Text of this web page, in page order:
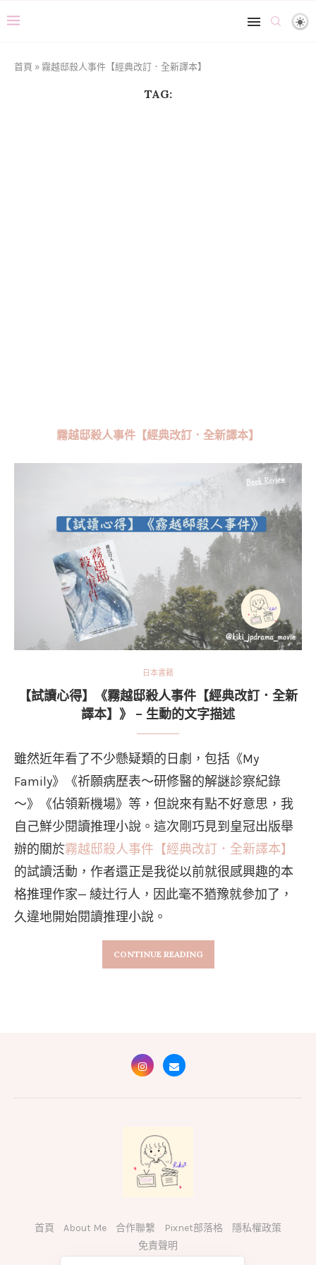
首頁 » 霧越邸殺人事件【經典改訂．全新譯本】
TAG:
霧越邸殺人事件【經典改訂．全新譯本】
日本書籍
【試讀心得】《霧越邸殺人事件【經典改訂．全新
譯本】》 – 生動的文字描述
雖然近年看了不少懸疑類的日劇，包括《My
Family》《祈願病歷表～研修醫的解謎診察紀錄
～》《佔領新機場》等，但說來有點不好意思，我
自己鮮少閱讀推理小說。這次剛巧見到皇冠出版舉
辦的關於霧越邸殺人事件【經典改訂．全新譯本】
的試讀活動，作者還正是我從以前就很感興趣的本
格推理作家— 綾辻行人，因此毫不猶豫就參加了，
久違地開始閱讀推理小說。
CONTINUE READING
首頁 About Me 合作聯繫 Pixnet部落格
隱私權政策
免責聲明